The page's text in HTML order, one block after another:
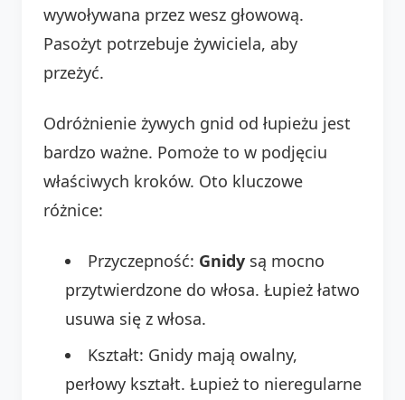
wywoływana przez wesz głowową.
Pasożyt potrzebuje żywiciela, aby
przeżyć.
Odróżnienie żywych gnid od łupieżu jest
bardzo ważne. Pomoże to w podjęciu
właściwych kroków. Oto kluczowe
różnice:
Przyczepność: Gnidy są mocno
przytwierdzone do włosa. Łupież łatwo
usuwa się z włosa.
Kształt: Gnidy mają owalny,
perłowy kształt. Łupież to nieregularne